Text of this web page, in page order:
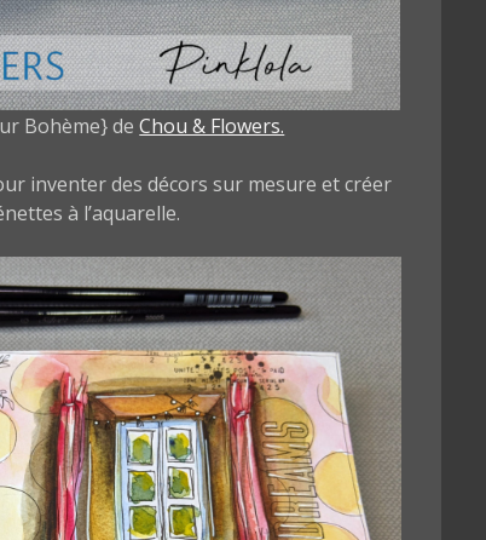
Bohème} deChou & Flowers.
inventer des décors sur mesure et créer
à l’aquarelle.